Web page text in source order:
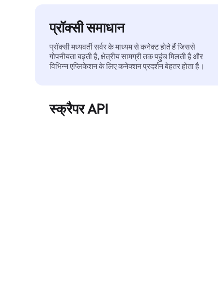
प्रॉक्सी समाधान
प्रॉक्सी मध्यवर्ती सर्वर के माध्यम से कनेक्ट होते हैं जिससे
गोपनीयता बढ़ती है, क्षेत्रीय सामग्री तक पहुंच मिलती है और
विभिन्न एप्लिकेशन के लिए कनेक्शन प्रदर्शन बेहतर होता है।
स्क्रैपर API